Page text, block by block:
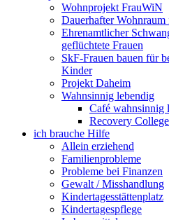
Wohnprojekt FrauWiN
Dauerhafter
Ehrenamtlicher
geflüchtete Frauen
SkF-Frauen bauen für
Kinder
Projekt Daheim
Wahnsinnig lebendig
Café wahnsinnig
Recovery College
ich brauche Hilfe
Allein erziehend
Familienprobleme
Probleme bei Finanzen
Gewalt / Misshandlung
Kindertagesstättenplatz
Kindertagespflege